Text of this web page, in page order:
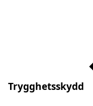
Trygghetsskydd